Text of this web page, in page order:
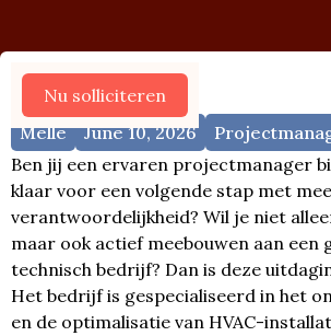
Meer vacatures
Melle June 10, 2026
Ben jij een ervaren projectmanager
klaar voor een volgende stap met
verantwoordelijkheid? Wil je niet
maar ook actief meebouwen aan een
technisch bedrijf? Dan is deze
Het bedrijf is gespecialiseerd in het
en de optimalisatie van HVAC-
Nu solliciteren